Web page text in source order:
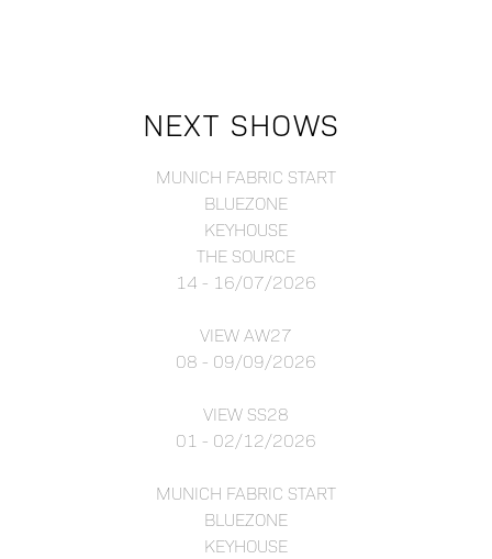
NEXT SHOWS
MUNICH FABRIC START
BLUEZONE
KEYHOUSE
THE SOURCE
14 - 16/07/2026
VIEW AW27
08 - 09/09/2026
VIEW SS28
01 - 02/12/2026
MUNICH FABRIC START
BLUEZONE
KEYHOUSE